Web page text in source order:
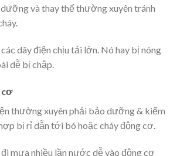
và thay thế thường xuyên tránh
dây điện chịu tải lớn. Nó hay bị nóng
dễ bị chập.
thường xuyên phải bảo dưỡng & kiểm
bị rỉ dẫn tới bó hoặc cháy động cơ.
mưa nhiều lần nước dễ vào động cơ